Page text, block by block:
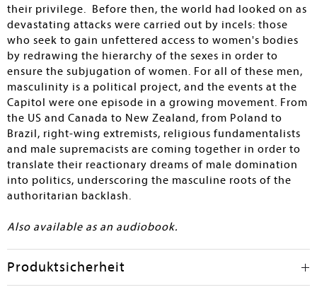
their privilege. Before then, the world had looked on as
devastating attacks were carried out by incels: those
who seek to gain unfettered access to women's bodies
by redrawing the hierarchy of the sexes in order to
ensure the subjugation of women. For all of these men,
masculinity is a political project, and the events at the
Capitol were one episode in a growing movement. From
the US and Canada to New Zealand, from Poland to
Brazil, right-wing extremists, religious fundamentalists
and male supremacists are coming together in order to
translate their reactionary dreams of male domination
into politics, underscoring the masculine roots of the
authoritarian backlash.
Also available as an audiobook.
Produktsicherheit